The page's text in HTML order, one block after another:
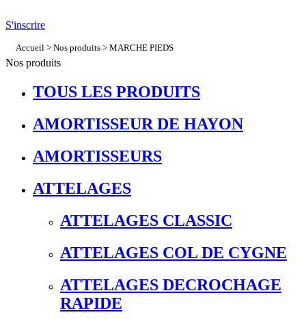
S'inscrire
Accueil > Nos produits > MARCHE PIEDS
Nos produits
TOUS LES PRODUITS
AMORTISSEUR DE HAYON
AMORTISSEURS
ATTELAGES
ATTELAGES CLASSIC
ATTELAGES COL DE CYGNE
ATTELAGES DECROCHAGE
RAPIDE